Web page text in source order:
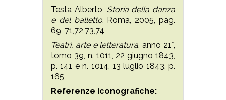
Testa Alberto, Storia della danza
e del balletto, Roma, 2005, pag.
69, 71,72,73,74
Teatri, arte e letteratura , anno 21°,
tomo 39, n. 1011, 22 giugno 1843,
p. 141 e n. 1014, 13 luglio 1843, p.
165
Referenze iconografiche: